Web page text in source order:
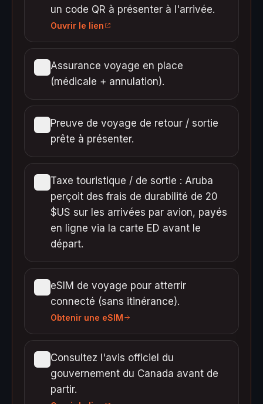
un code QR à présenter à l'arrivée.
Ouvrir le lien
Assurance voyage en place
(médicale + annulation).
Preuve de voyage de retour / sortie
prête à présenter.
Taxe touristique / de sortie : Aruba
perçoit des frais de durabilité de 20
$US sur les arrivées par avion, payés
en ligne via la carte ED avant le
départ.
eSIM de voyage pour atterrir
connecté (sans itinérance).
Obtenir une eSIM
Consultez l'avis officiel du
gouvernement du Canada avant de
partir.